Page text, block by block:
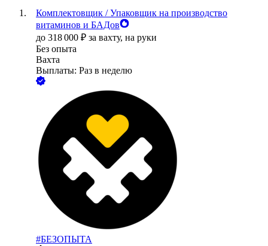
Комплектовщик / Упаковщик на производство
витаминов и БАДов
до 318 000 ₽ за вахту, на руки
Без опыта
Вахта
Выплаты: Раз в неделю
#БЕЗОПЫТА